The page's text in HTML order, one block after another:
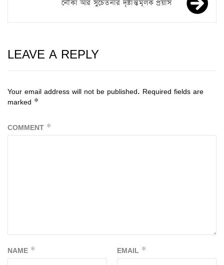
নৌকা আর সুচেতনার দৃষ্টান্তমূলক প্রয়াস
LEAVE A REPLY
Your email address will not be published. Required fields are
marked *
COMMENT *
NAME * EMAIL *